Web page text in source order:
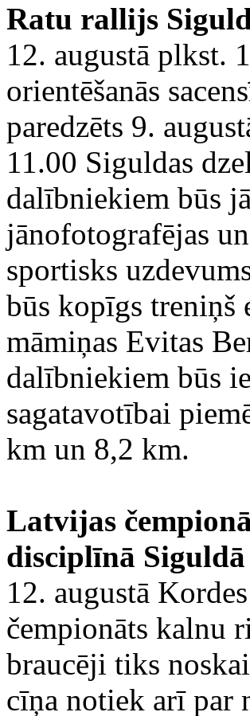
Ratu rallijs
12. augustā plkst.
orientēšanās
paredzēts 9.
11.00 Siguldas
dalībniekiem būs
jānofotografējas
sportisks
būs kopīgs treniņš
māmiņas Evitas
dalībniekiem būs
sagatavotībai
km un 8,2 km.
Latvijas
disciplīnā Siguldā
12. augustā
čempionāts kalnu
braucēji tiks
cīņa notiek arī par